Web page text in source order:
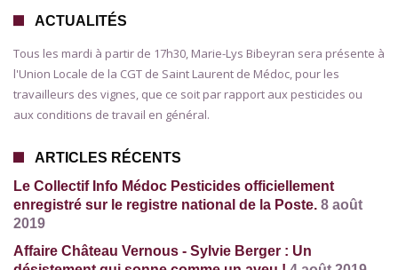
ACTUALITÉS
Tous les mardi à partir de 17h30, Marie-Lys Bibeyran sera présente à
l'Union Locale de la CGT de Saint Laurent de Médoc, pour les
travailleurs des vignes, que ce soit par rapport aux pesticides ou
aux conditions de travail en général.
ARTICLES RÉCENTS
Le Collectif Info Médoc Pesticides officiellement
enregistré sur le registre national de la Poste. 8 août
2019
Affaire Château Vernous - Sylvie Berger : Un